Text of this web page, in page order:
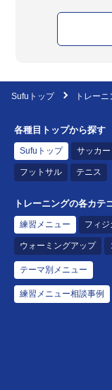
Sufuトップ トレーニ
各種目トップから探す
Sufuトップ サッカー
フットサル テニス
トレーニングの各カテ
練習メニュー フィ
ウォーミングアップ
テーマ別メニュー
練習メニュー相談事例